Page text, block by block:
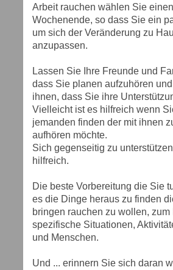
Arbeit rauchen wählen Sie
Wochenende, so dass Sie ein
um sich der Veränderung zu
anzupassen.
Lassen Sie Ihre Freunde und
dass Sie planen aufzuhören
ihnen, dass Sie ihre
Vielleicht ist es hilfreich wenn
jemanden finden der mit ihnen
aufhören möchte.
Sich gegenseitig zu
hilfreich.
Die beste Vorbereitung die Sie
es die Dinge heraus zu finden
bringen rauchen zu wollen, zum
spezifische Situationen,
und Menschen.
Und ... erinnern Sie sich daran